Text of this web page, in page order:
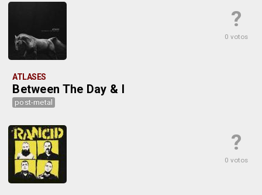
?
0 votos
ATLASES
Between The Day & I
post-metal
?
0 votos